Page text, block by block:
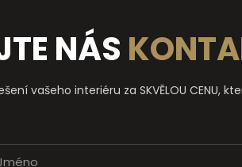
NÁS
vašeho interiéru za SKVĚLOU CENU,